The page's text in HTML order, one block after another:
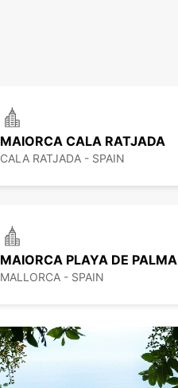
MAIORCA CALA RATJADA
CALA RATJADA - SPAIN
MAIORCA PLAYA DE PALMA
MALLORCA - SPAIN
MAIORCA PAGUERA